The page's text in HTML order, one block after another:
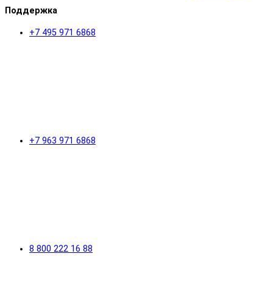
Поддержка
+7 495 971 6868
+7 963 971 6868
8 800 222 16 88